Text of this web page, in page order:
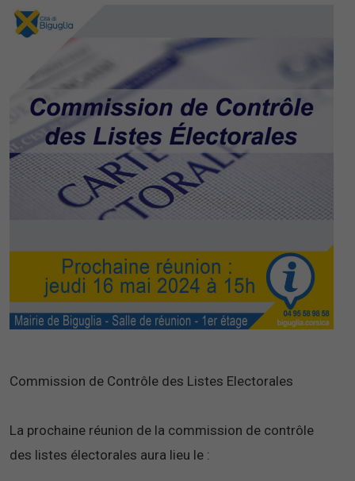
Commission de Contrôle des Listes Electorales
La prochaine réunion de la commission de contrôle
des listes électorales aura lieu le :